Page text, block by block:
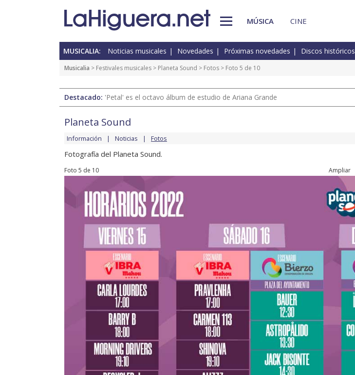
MÚSICA CINE
MUSICALIA: Noticias musicales Novedades Próximas novedades Discos históricos
Musicalia > Festivales musicales > Planeta Sound > Fotos > Foto 5 de 10
Destacado: 'Petal' es el octavo álbum de estudio de Ariana Grande
Planeta Sound
Información Noticias Fotos
Fotografía del Planeta Sound.
Foto 5 de 10 Ampliar